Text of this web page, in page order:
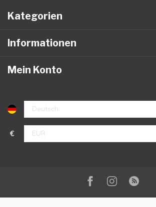
Kategorien
Informationen
Mein Konto
€